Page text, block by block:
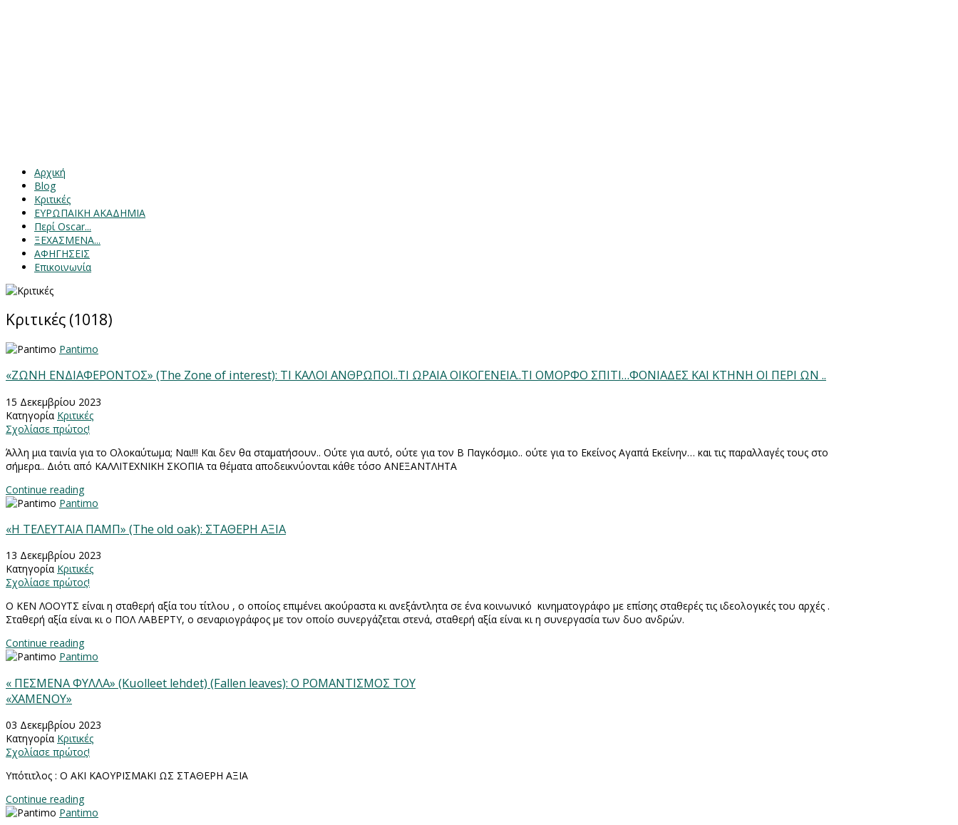
Αρχική
Blog
Κριτικές
ΕΥΡΩΠΑΙΚΗ ΑΚΑΔΗΜΙΑ
Περί Oscar...
ΞΕΧΑΣΜΕΝΑ...
ΑΦΗΓΗΣΕΙΣ
Επικοινωνία
Κριτικές (1018)
Pantimo
«ΖΩΝΗ ΕΝΔΙΑΦΕΡΟΝΤΟΣ» (The Zone of interest): ΤΙ ΚΑΛΟΙ ΑΝΘΡΩΠΟΙ..ΤΙ ΩΡΑΙΑ ΟΙΚΟΓΕΝΕΙΑ..ΤΙ ΟΜΟΡΦΟ ΣΠΙΤΙ…ΦΟΝΙΑΔΕΣ ΚΑΙ ΚΤΗΝΗ ΟΙ ΠΕΡΙ ΩΝ ..
15 Δεκεμβρίου 2023
Κατηγορία Κριτικές
Σχολίασε πρώτος!
Άλλη μια ταινία για το Ολοκαύτωμα; Ναι!!! Και δεν θα σταματήσουν.. Ούτε για αυτό, ούτε για τον Β Παγκόσμιο.. ούτε για το Εκείνος Αγαπά Εκείνην… και τις παραλλαγές τους στο
σήμερα.. Διότι από ΚΑΛΛΙΤΕΧΝΙΚΗ ΣΚΟΠΙΑ τα θέματα αποδεικνύονται κάθε τόσο ΑΝΕΞΑΝΤΛΗΤΑ
Continue reading
Pantimo
«Η ΤΕΛΕΥΤΑΙΑ ΠΑΜΠ» (The old oak): ΣΤΑΘΕΡΗ ΑΞΙΑ
13 Δεκεμβρίου 2023
Κατηγορία Κριτικές
Σχολίασε πρώτος!
Ο ΚΕΝ ΛΟΟΥΤΣ είναι η σταθερή αξία του τίτλου , ο οποίος επιμένει ακούραστα κι ανεξάντλητα σε ένα κοινωνικό κινηματογράφο με επίσης σταθερές τις ιδεολογικές του αρχές .
Σταθερή αξία είναι κι ο ΠΟΛ ΛΑΒΕΡΤΥ, ο σεναριογράφος με τον οποίο συνεργάζεται στενά, σταθερή αξία είναι κι η συνεργασία των δυο ανδρών.
Continue reading
Pantimo
« ΠΕΣΜΕΝΑ ΦΥΛΛΑ» (Kuolleet lehdet) (Fallen leaves): O ΡOMANTIΣΜΟΣ ΤΟΥ
«ΧΑΜΕΝΟΥ»
03 Δεκεμβρίου 2023
Κατηγορία Κριτικές
Σχολίασε πρώτος!
Υπότιτλος : Ο ΑΚΙ ΚΑΟΥΡΙΣΜΑΚΙ ΩΣ ΣΤΑΘΕΡΗ ΑΞΙΑ
Continue reading
Pantimo